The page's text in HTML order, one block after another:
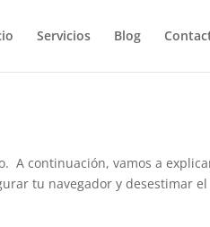
Servicios Blog
A continuación, vamos a
tu navegador y desestimar el